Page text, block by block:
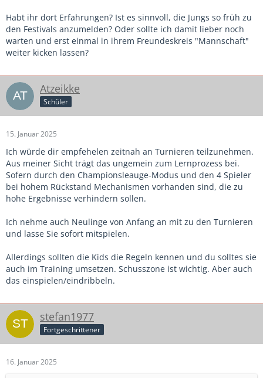
Habt ihr dort Erfahrungen? Ist es sinnvoll, die Jungs so früh zu
den Festivals anzumelden? Oder sollte ich damit lieber noch
warten und erst einmal in ihrem Freundeskreis "Mannschaft"
weiter kicken lassen?
Atzeikke
Schüler
15. Januar 2025
Ich würde dir empfehelen zeitnah an Turnieren teilzunehmen.
Aus meiner Sicht trägt das ungemein zum Lernprozess bei.
Sofern durch den Championsleauge-Modus und den 4 Spieler
bei hohem Rückstand Mechanismen vorhanden sind, die zu
hohe Ergebnisse verhindern sollen.
Ich nehme auch Neulinge von Anfang an mit zu den Turnieren
und lasse Sie sofort mitspielen.
Allerdings sollten die Kids die Regeln kennen und du solltes sie
auch im Training umsetzen. Schusszone ist wichtig. Aber auch
das einspielen/eindribbeln.
stefan1977
Fortgeschrittener
16. Januar 2025